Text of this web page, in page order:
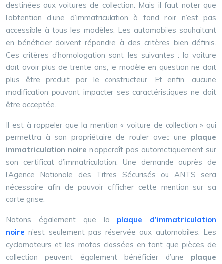
destinées aux voitures de collection. Mais il faut noter que
l’obtention d’une d’immatriculation à fond noir n’est pas
accessible à tous les modèles. Les automobiles souhaitant
en bénéficier doivent répondre à des critères bien définis.
Ces critères d’homologation sont les suivantes : la voiture
doit avoir plus de trente ans, le modèle en question ne doit
plus être produit par le constructeur. Et enfin, aucune
modification pouvant impacter ses caractéristiques ne doit
être acceptée.
Il est à rappeler que la mention « voiture de collection » qui
permettra à son propriétaire de rouler avec une plaque
immatriculation noire n’apparaît pas automatiquement sur
son certificat d’immatriculation. Une demande auprès de
l’Agence Nationale des Titres Sécurisés ou ANTS sera
nécessaire afin de pouvoir afficher cette mention sur sa
carte grise.
Notons également que la plaque d’immatriculation
noire n’est seulement pas réservée aux automobiles. Les
cyclomoteurs et les motos classées en tant que pièces de
collection peuvent également bénéficier d’une plaque